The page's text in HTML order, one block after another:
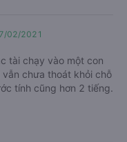
import_export
02/2021
tài chạy vào một con
chưa thoát khỏi chỗ
tính cũng hơn 2 tiếng.